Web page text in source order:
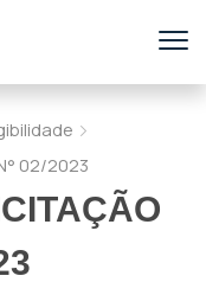
02/2023